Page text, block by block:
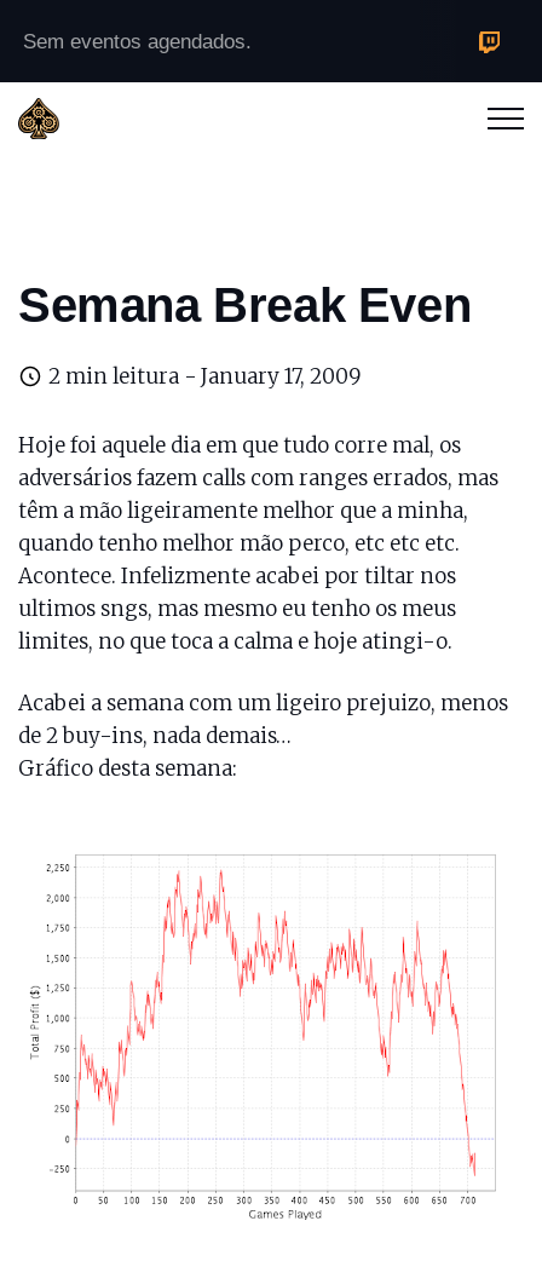
Sem eventos agendados.
Semana Break Even
2 min leitura - January 17, 2009
Hoje foi aquele dia em que tudo corre mal, os
adversários fazem calls com ranges errados, mas
têm a mão ligeiramente melhor que a minha,
quando tenho melhor mão perco, etc etc etc.
Acontece. Infelizmente acabei por tiltar nos
ultimos sngs, mas mesmo eu tenho os meus
limites, no que toca a calma e hoje atingi-o.
Acabei a semana com um ligeiro prejuizo, menos
de 2 buy-ins, nada demais…
Gráfico desta semana: